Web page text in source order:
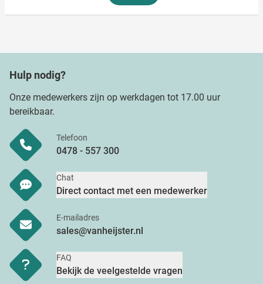
Hulp nodig?
Onze medewerkers zijn op werkdagen tot 17.00 uur
bereikbaar.
Telefoon
0478 - 557 300
Chat
Direct contact met een medewerker
E-mailadres
sales@vanheijster.nl
FAQ
Bekijk de veelgestelde vragen